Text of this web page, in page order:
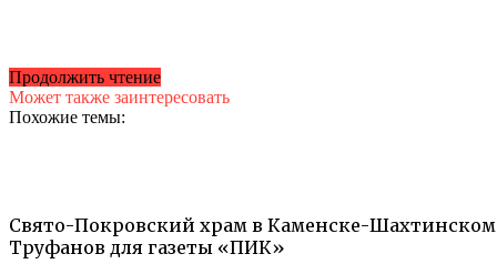
Свято-Покровский храм в Каменске-
Труфанов для газеты «ПИК»
Продолжить чтение
Может также заинтересовать
Похожие темы: